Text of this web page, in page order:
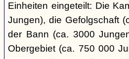
Einheiten eingeteilt: Die
Jungen), die Gefolgschaft
der Bann (ca. 3000
Obergebiet (ca. 750 000